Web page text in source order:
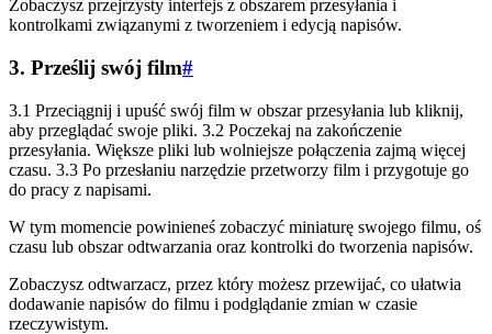
Zobaczysz przejrzysty interfejs z obszarem przesyłania i
kontrolkami związanymi z tworzeniem i edycją napisów.
3. Prześlij swój film#
3.1 Przeciągnij i upuść swój film w obszar przesyłania lub kliknij,
aby przeglądać swoje pliki. 3.2 Poczekaj na zakończenie
przesyłania. Większe pliki lub wolniejsze połączenia zajmą więcej
czasu. 3.3 Po przesłaniu narzędzie przetworzy film i przygotuje go
do pracy z napisami.
W tym momencie powinieneś zobaczyć miniaturę swojego filmu, oś
czasu lub obszar odtwarzania oraz kontrolki do tworzenia napisów.
Zobaczysz odtwarzacz, przez który możesz przewijać, co ułatwia
dodawanie napisów do filmu i podglądanie zmian w czasie
rzeczywistym.